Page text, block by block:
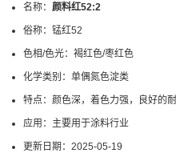
名称： 颜料红52:2
俗称： 锰红52
色相/色光： 褐红色/枣红色
化学类别： 单偶氮色淀类
特点： 颜色深，着色力强，良好的
应用： 主要用于涂料行业
更新日期： 2025-05-19